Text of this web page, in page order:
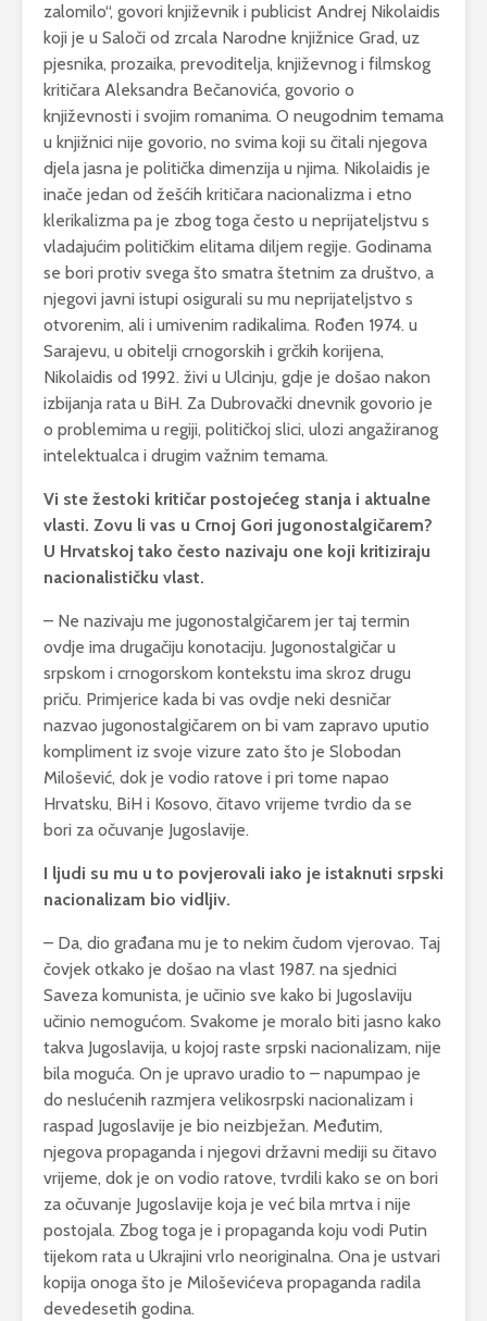
zalomilo“, govori književnik i publicist Andrej Nikolaidis
koji je u Saloči od zrcala Narodne knjižnice Grad, uz
pjesnika, prozaika, prevoditelja, književnog i filmskog
kritičara Aleksandra Bečanovića, govorio o
književnosti i svojim romanima. O neugodnim temama
u knjižnici nije govorio, no svima koji su čitali njegova
djela jasna je politička dimenzija u njima. Nikolaidis je
inače jedan od žešćih kritičara nacionalizma i etno
klerikalizma pa je zbog toga često u neprijateljstvu s
vladajućim političkim elitama diljem regije. Godinama
se bori protiv svega što smatra štetnim za društvo, a
njegovi javni istupi osigurali su mu neprijateljstvo s
otvorenim, ali i umivenim radikalima. Rođen 1974. u
Sarajevu, u obitelji crnogorskih i grčkih korijena,
Nikolaidis od 1992. živi u Ulcinju, gdje je došao nakon
izbijanja rata u BiH. Za Dubrovački dnevnik govorio je
o problemima u regiji, političkoj slici, ulozi angažiranog
intelektualca i drugim važnim temama.
Vi ste žestoki kritičar postojećeg stanja i aktualne
vlasti. Zovu li vas u Crnoj Gori jugonostalgičarem?
U Hrvatskoj tako često nazivaju one koji kritiziraju
nacionalističku vlast.
– Ne nazivaju me jugonostalgičarem jer taj termin
ovdje ima drugačiju konotaciju. Jugonostalgičar u
srpskom i crnogorskom kontekstu ima skroz drugu
priču. Primjerice kada bi vas ovdje neki desničar
nazvao jugonostalgičarem on bi vam zapravo uputio
kompliment iz svoje vizure zato što je Slobodan
Milošević, dok je vodio ratove i pri tome napao
Hrvatsku, BiH i Kosovo, čitavo vrijeme tvrdio da se
bori za očuvanje Jugoslavije.
I ljudi su mu u to povjerovali iako je istaknuti srpski
nacionalizam bio vidljiv.
– Da, dio građana mu je to nekim čudom vjerovao. Taj
čovjek otkako je došao na vlast 1987. na sjednici
Saveza komunista, je učinio sve kako bi Jugoslaviju
učinio nemogućom. Svakome je moralo biti jasno kako
takva Jugoslavija, u kojoj raste srpski nacionalizam, nije
bila moguća. On je upravo uradio to – napumpao je
do neslućenih razmjera velikosrpski nacionalizam i
raspad Jugoslavije je bio neizbježan. Međutim,
njegova propaganda i njegovi državni mediji su čitavo
vrijeme, dok je on vodio ratove, tvrdili kako se on bori
za očuvanje Jugoslavije koja je već bila mrtva i nije
postojala. Zbog toga je i propaganda koju vodi Putin
tijekom rata u Ukrajini vrlo neoriginalna. Ona je ustvari
kopija onoga što je Miloševićeva propaganda radila
devedesetih godina.